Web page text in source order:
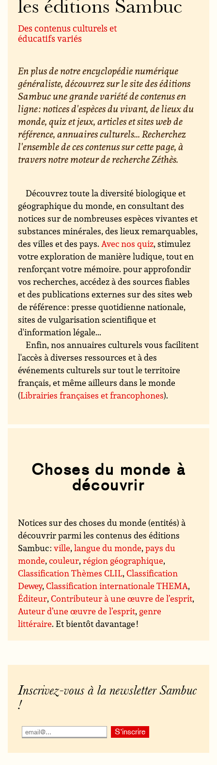
les éditions Sambuc
Des contenus culturels et
éducatifs variés
En plus de notre encyclopédie numérique
généraliste, découvrez sur le site des éditions
Sambuc une grande variété de contenus en
ligne : notices d'espèces du vivant, de lieux du
monde, quiz et jeux, articles et sites web de
référence, annuaires culturels... Recherchez
l'ensemble de ces contenus sur cette page, à
travers notre moteur de recherche Zéthès.
Découvrez toute la diversité biologique et
géographique du monde, en consultant des
notices sur de nombreuses espèces vivantes et
substances minérales, des lieux remarquables,
des villes et des pays. Avec nos quiz, stimulez
votre exploration de manière ludique, tout en
renforçant votre mémoire. pour approfondir
vos recherches, accédez à des sources fiables
et des publications externes sur des sites web
de référence : presse quotidienne nationale,
sites de vulgarisation scientifique et
d'information légale...
Enfin, nos annuaires culturels vous facilitent
l'accès à diverses ressources et à des
événements culturels sur tout le territoire
français, et même ailleurs dans le monde
(Librairies françaises et francophones).
Choses du monde à
découvrir
Notices sur des choses du monde (entités) à
découvrir parmi les contenus des éditions
Sambuc :ville,langue du monde,pays du
monde,couleur,région géographique,
Classification Thèmes CLIL,Classification
Dewey,Classification internationale THEMA,
Éditeur,Contributeur à une œuvre de l’esprit,
Auteur d’une œuvre de l’esprit, genre
littéraire. Et bientôt davantage !
Inscrivez-vous à la newsletter Sambuc
!